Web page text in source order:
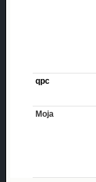
qpc
Moja